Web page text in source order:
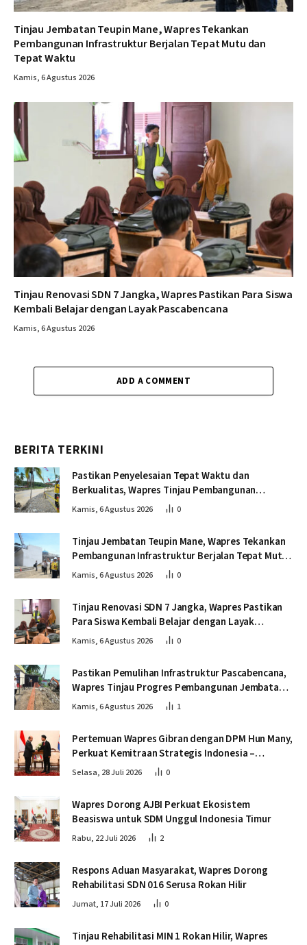
Tinjau Jembatan Teupin Mane, Wapres Tekankan
Pembangunan Infrastruktur Berjalan Tepat Mutu dan
Tepat Waktu
Kamis, 6 Agustus 2026
Tinjau Renovasi SDN 7 Jangka, Wapres Pastikan Para Siswa
Kembali Belajar dengan Layak Pascabencana
Kamis, 6 Agustus 2026
ADD A COMMENT
BERITA TERKINI
Pastikan Penyelesaian Tepat Waktu dan
Berkualitas, Wapres Tinjau Pembangunan
Jembatan Lumut
Kamis, 6 Agustus 2026 0
Tinjau Jembatan Teupin Mane, Wapres Tekankan
Pembangunan Infrastruktur Berjalan Tepat Mutu
dan Tepat Waktu
Kamis, 6 Agustus 2026 0
Tinjau Renovasi SDN 7 Jangka, Wapres Pastikan
Para Siswa Kembali Belajar dengan Layak
Pascabencana
Kamis, 6 Agustus 2026 0
Pastikan Pemulihan Infrastruktur Pascabencana,
Wapres Tinjau Progres Pembangunan Jembatan
Krueng Tingkeum Bireuen
Kamis, 6 Agustus 2026 1
Pertemuan Wapres Gibran dengan DPM Hun Many,
Perkuat Kemitraan Strategis Indonesia –
Kamboja
Selasa, 28 Juli 2026 0
Wapres Dorong AJBI Perkuat Ekosistem
Beasiswa untuk SDM Unggul Indonesia Timur
Rabu, 22 Juli 2026 2
Respons Aduan Masyarakat, Wapres Dorong
Rehabilitasi SDN 016 Serusa Rokan Hilir
Jumat, 17 Juli 2026 0
Tinjau Rehabilitasi MIN 1 Rokan Hilir, Wapres